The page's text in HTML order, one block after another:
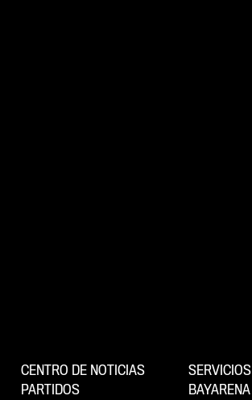
CENTRO DE NOTICIAS
PARTIDOS
SERVICIOS
BAYARENA